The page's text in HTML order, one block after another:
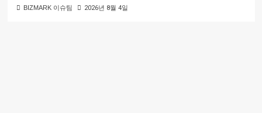
BIZMARK 이슈팀 2026년 8월 4일